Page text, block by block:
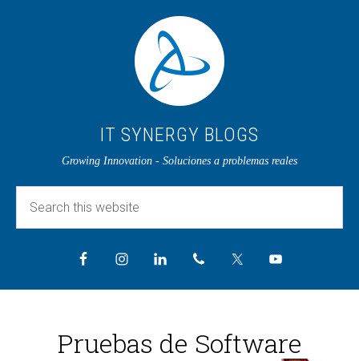
IT SYNERGY BLOGS
Growing Innovation - Soluciones a problemas reales
Pruebas de Software